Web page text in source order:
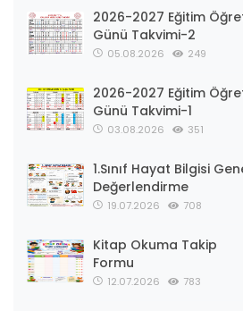
2026-2027 Eğitim
Günü Takvimi-2
05.08.2026 249
2026-2027 Eğitim
Günü Takvimi-1
03.08.2026 351
1.Sınıf Hayat Bilgisi
Değerlendirme
19.07.2026 708
Kitap Okuma Takip
Formu
12.07.2026 783